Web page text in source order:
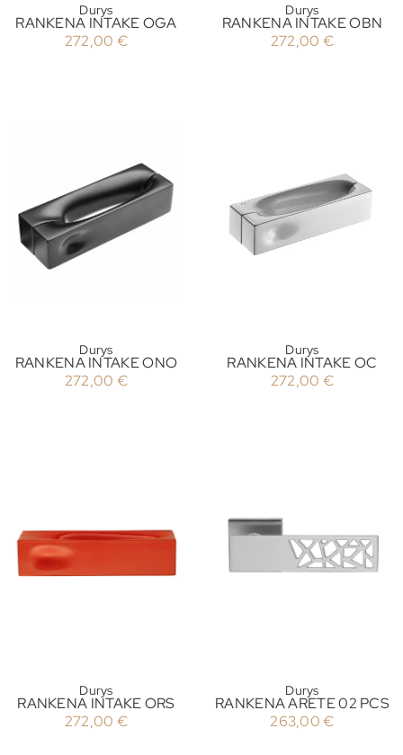
Durys
RANKENA INTAKE OGA
272,00 €
Durys
RANKENA INTAKE OBN
272,00 €
Durys
RANKENA INTAKE ONO
272,00 €
Durys
RANKENA INTAKE OC
272,00 €
Durys
RANKENA INTAKE ORS
272,00 €
Durys
RANKENA ARETE 02 PCS
263,00€